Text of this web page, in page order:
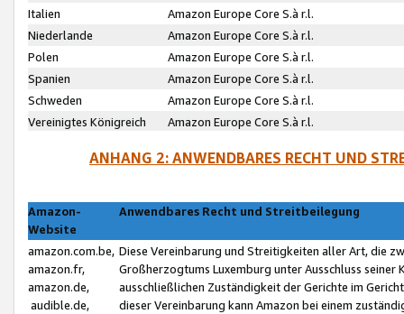
Italien
Amazon Europe Core S.à r.l.
Niederlande
Amazon Europe Core S.à r.l.
Polen
Amazon Europe Core S.à r.l.
Spanien
Amazon Europe Core S.à r.l.
Schweden
Amazon Europe Core S.à r.l.
Vereinigtes Königreich
Amazon Europe Core S.à r.l.
ANHANG 2: ANWENDBARES RECHT UND
Amazon-
Website
Anwendbares Recht und Streitbeilegung
amazon.com.be,
amazon.fr,
amazon.de,
audible.de,
Diese Vereinbarung und Streitigkeiten aller Art, die
Großherzogtums Luxemburg unter Ausschluss
ausschließlichen Zuständigkeit der Gerichte im
dieser Vereinbarung kann Amazon bei einem